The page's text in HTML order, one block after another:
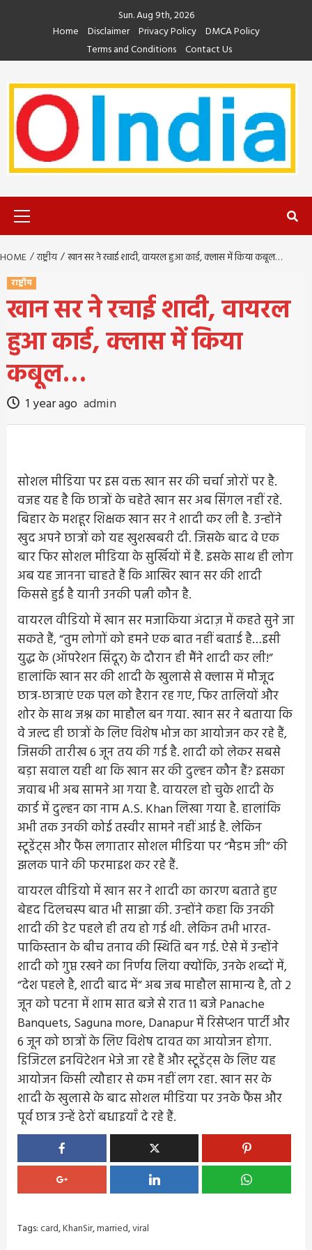
Sun. Aug 9th, 2026
Home
Disclaimer Privacy Policy DMCA Policy
Terms and Conditions Contact Us
HOME राष्ट्रीय खान सर ने रचाई शादी, वायरल हुआ कार्ड, क्लास में किया कबूल…
राष्ट्रीय
खान सर ने रचाई शादी, वायरल
हुआ कार्ड, क्लास में किया
कबूल…
1 year ago admin
सोशल मीडिया पर इस वक्त खान सर की चर्चा जोरों पर है.
वजह यह है कि छात्रों के चहेते खान सर अब सिंगल नहीं रहे.
बिहार के मशहूर शिक्षक खान सर ने शादी कर ली है. उन्होंने
खुद अपने छात्रों को यह खुशखबरी दी. जिसके बाद वे एक
बार फिर सोशल मीडिया के सुर्खियों में हैं. इसके साथ ही लोग
अब यह जानना चाहते हैं कि आखिर खान सर की शादी
किससे हुई है यानी उनकी पत्नी कौन है.
वायरल वीडियो में खान सर मजाकिया अंदाज़ में कहते सुने जा
सकते हैं, “तुम लोगों को हमने एक बात नहीं बताई है…इसी
युद्ध के (ऑपरेशन सिंदूर) के दौरान ही मैंने शादी कर ली!”
हालांकि खान सर की शादी के खुलासे से क्लास में मौजूद
छात्र-छात्राएं एक पल को हैरान रह गए, फिर तालियों और
शोर के साथ जश्न का माहौल बन गया. खान सर ने बताया कि
वे जल्द ही छात्रों के लिए विशेष भोज का आयोजन कर रहे हैं,
जिसकी तारीख 6 जून तय की गई है. शादी को लेकर सबसे
बड़ा सवाल यही था कि खान सर की दुल्हन कौन हैं? इसका
जवाब भी अब सामने आ गया है. वायरल हो चुके शादी के
कार्ड में दुल्हन का नाम A.S. Khan लिखा गया है. हालांकि
अभी तक उनकी कोई तस्वीर सामने नहीं आई है. लेकिन
स्टूडेंट्स और फैंस लगातार सोशल मीडिया पर “मैडम जी” की
झलक पाने की फरमाइश कर रहे हैं.
वायरल वीडियो में खान सर ने शादी का कारण बताते हुए
बेहद दिलचस्प बात भी साझा की. उन्होंने कहा कि उनकी
शादी की डेट पहले ही तय हो गई थी. लेकिन तभी भारत-
पाकिस्तान के बीच तनाव की स्थिति बन गई. ऐसे में उन्होंने
शादी को गुप्त रखने का निर्णय लिया क्योंकि, उनके शब्दों में,
“देश पहले है, शादी बाद में” अब जब माहौल सामान्य है, तो 2
जून को पटना में शाम सात बजे से रात 11 बजे Panache
Banquets, Saguna more, Danapur में रिसेप्शन पार्टी और
6 जून को छात्रों के लिए विशेष दावत का आयोजन होगा.
डिजिटल इनविटेशन भेजे जा रहे हैं और स्टूडेंट्स के लिए यह
आयोजन किसी त्यौहार से कम नहीं लग रहा. खान सर के
शादी के खुलासे के बाद सोशल मीडिया पर उनके फैंस और
पूर्व छात्र उन्हें ढेरों बधाइयाँ दे रहे हैं.
Tags:card,KhanSir,married,viral